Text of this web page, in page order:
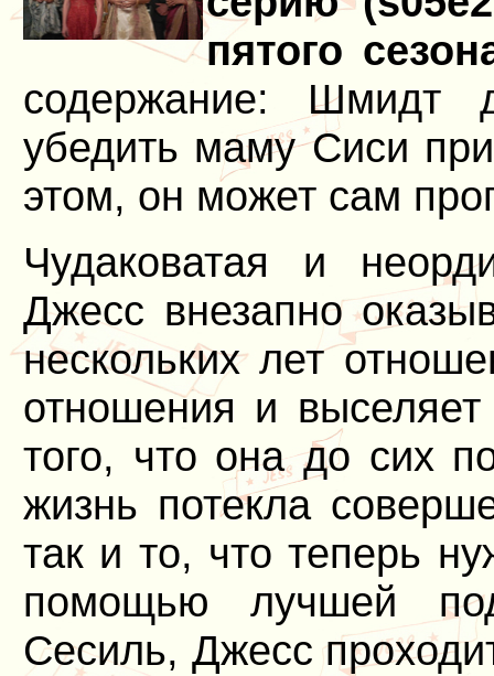
пятого
содержание: Шмидт
убедить маму Сиси
этом, он может сам
Чудаковатая и
Джесс внезапно
нескольких лет
отношения и
того, что она до сих
жизнь потекла
так и то, что теперь
помощью лучшей
Сесиль, Джесс